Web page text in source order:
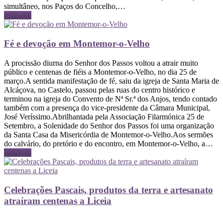
simultâneo, nos Paços do Concelho,…
Ler mais
Fé e devoção em Montemor-o-Velho
A procissão diurna do Senhor dos Passos voltou a atrair muito
público e centenas de fiéis a Montemor-o-Velho, no dia 25 de
março.A sentida manifestação de fé, saiu da igreja de Santa Maria de
Alcáçova, no Castelo, passou pelas ruas do centro histórico e
terminou na igreja do Convento de Nª Sr.ª dos Anjos, tendo contado
também com a presença do vice-presidente da Câmara Municipal,
José Veríssimo.Abrilhantada pela Associação Filarmónica 25 de
Setembro, a Solenidade do Senhor dos Passos foi uma organização
da Santa Casa da Misericórdia de Montemor-o-Velho.Aos sermões
do calvário, do pretório e do encontro, em Montemor-o-Velho, a…
Ler mais
Celebrações Pascais, produtos da terra e artesanato
atraíram centenas a Liceia